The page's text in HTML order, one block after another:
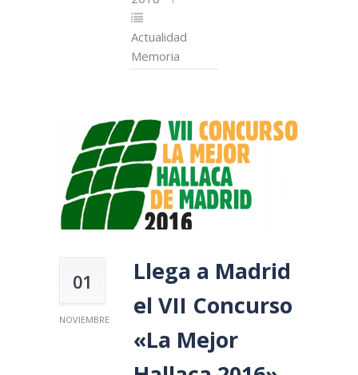
Actualidad
Memoria
01
NOVIEMBRE
Llega a Madrid
el VII Concurso
«La Mejor